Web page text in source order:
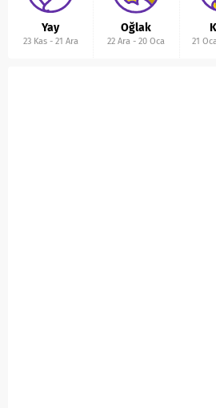
Yay
23 Kas- 21 Ara
Oğlak
22 Ara -20 Oca 21